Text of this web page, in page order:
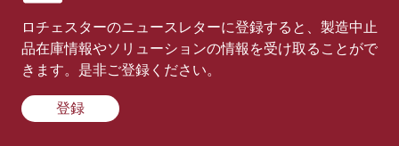
ロチェスターのニュースレターに登録すると、製造中止
品在庫情報やソリューションの情報を受け取ることがで
きます。是非ご登録ください。
登録